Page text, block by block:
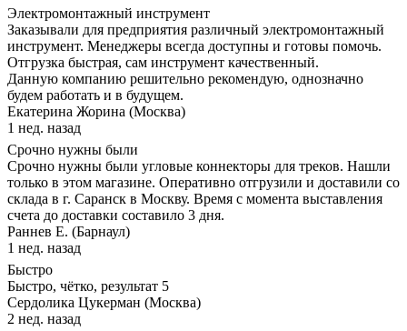
Электромонтажный инструмент
Заказывали для предприятия различный электромонтажный
инструмент. Менеджеры всегда доступны и готовы помочь.
Отгрузка быстрая, сам инструмент качественный.
Данную компанию решительно рекомендую, однозначно
будем работать и в будущем.
Екатерина Жорина (Москва)
1 нед. назад
Срочно нужны были
Срочно нужны были угловые коннекторы для треков. Нашли
только в этом магазине. Оперативно отгрузили и доставили со
склада в г. Саранск в Москву. Время с момента выставления
счета до доставки составило 3 дня.
Раннев Е. (Барнаул)
1 нед. назад
Быстро
Быстро, чётко, результат 5
Сердолика Цукерман (Москва)
2 нед. назад